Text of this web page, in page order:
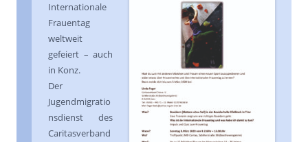
Internationale
Frauentag
weltweit
gefeiert – auch
in Konz.
Der
Jugendmigratio
nsdienst des
Caritasverband